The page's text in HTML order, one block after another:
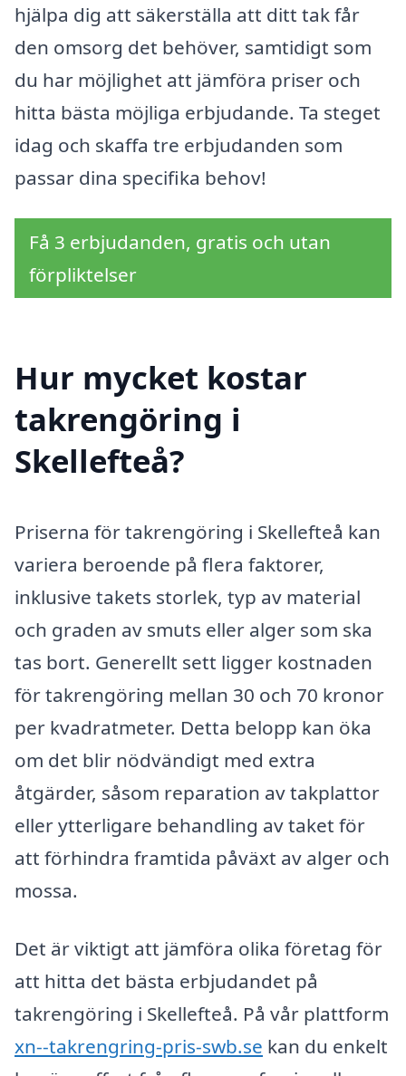
hjälpa dig att säkerställa att ditt tak får
den omsorg det behöver, samtidigt som
du har möjlighet att jämföra priser och
hitta bästa möjliga erbjudande. Ta steget
idag och skaffa tre erbjudanden som
passar dina specifika behov!
Få 3 erbjudanden, gratis och utan
förpliktelser
Hur mycket kostar
takrengöring i
Skellefteå?
Priserna för takrengöring i Skellefteå kan
variera beroende på flera faktorer,
inklusive takets storlek, typ av material
och graden av smuts eller alger som ska
tas bort. Generellt sett ligger kostnaden
för takrengöring mellan 30 och 70 kronor
per kvadratmeter. Detta belopp kan öka
om det blir nödvändigt med extra
åtgärder, såsom reparation av takplattor
eller ytterligare behandling av taket för
att förhindra framtida påväxt av alger och
mossa.
Det är viktigt att jämföra olika företag för
att hitta det bästa erbjudandet på
takrengöring i Skellefteå. På vår plattform
xn--takrengring-pris-swb.se kan du enkelt